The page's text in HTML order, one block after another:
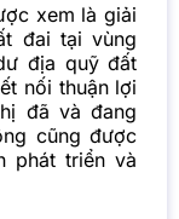
xem là giải
đai tại vùng
địa quỹ đất
nối thuận lợi
đã và đang
cũng được
phát triển và